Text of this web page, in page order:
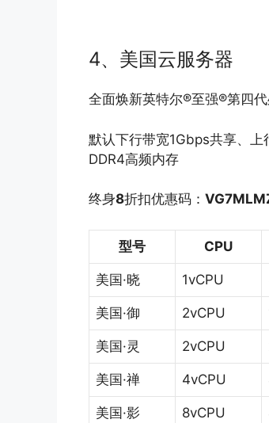
4、美国云服务器
全面焕新英特尔®至强®第四
默认下行带宽1Gbps共享、上
DDR4高频内存
终身8折扣优惠码：
型号 CPU
美国·晓 1vCPU
美国·御 2vCPU
美国·灵 2vCPU
美国·禅 4vCPU
美国·影 8vCPU